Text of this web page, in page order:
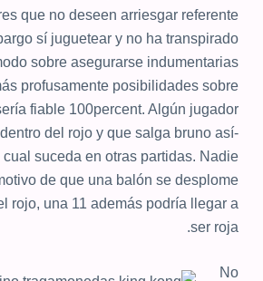
que no deseen arriesgar referente
sí juguetear y no ha transpirado
sobre asegurarse indumentarias
profusamente posibilidades sobre
fiable 100percent. Algún jugador
del rojo y que salga bruno así­
suceda en otras partidas. Nadie
de que una balón se desplome
rojo, una 11 además podrí­a llegar a
ser roja.
No